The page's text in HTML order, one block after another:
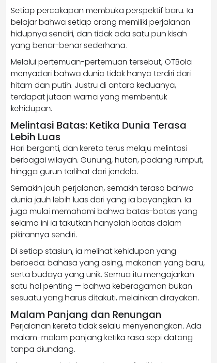
Setiap percakapan membuka perspektif baru. Ia
belajar bahwa setiap orang memiliki perjalanan
hidupnya sendiri, dan tidak ada satu pun kisah
yang benar-benar sederhana.
Melalui pertemuan-pertemuan tersebut, OTBola
menyadari bahwa dunia tidak hanya terdiri dari
hitam dan putih. Justru di antara keduanya,
terdapat jutaan warna yang membentuk
kehidupan.
Melintasi Batas: Ketika Dunia Terasa
Lebih Luas
Hari berganti, dan kereta terus melaju melintasi
berbagai wilayah. Gunung, hutan, padang rumput,
hingga gurun terlihat dari jendela.
Semakin jauh perjalanan, semakin terasa bahwa
dunia jauh lebih luas dari yang ia bayangkan. Ia
juga mulai memahami bahwa batas-batas yang
selama ini ia takutkan hanyalah batas dalam
pikirannya sendiri.
Di setiap stasiun, ia melihat kehidupan yang
berbeda: bahasa yang asing, makanan yang baru,
serta budaya yang unik. Semua itu mengajarkan
satu hal penting — bahwa keberagaman bukan
sesuatu yang harus ditakuti, melainkan dirayakan.
Malam Panjang dan Renungan
Perjalanan kereta tidak selalu menyenangkan. Ada
malam-malam panjang ketika rasa sepi datang
tanpa diundang.